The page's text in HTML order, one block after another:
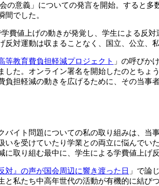
の意義」についての発言を開始。すると
でした。
費値上げの動きが発覚し、学生による反
反対運動は収まることなく、国立、公立、私
教育費負担軽減プロジェクト 」の呼びか
した。オンライン署名を開始したのとち
負担軽減の動きを広げるために、その当
イト問題についての私の取り組みは、当
いを受けていたり学業との両立に悩んで
に取り組む最中に、学生による学費値上げ
対』の声が国会周辺に響き渡った日 」で論
私たち中高年世代の活動が有機的に結び